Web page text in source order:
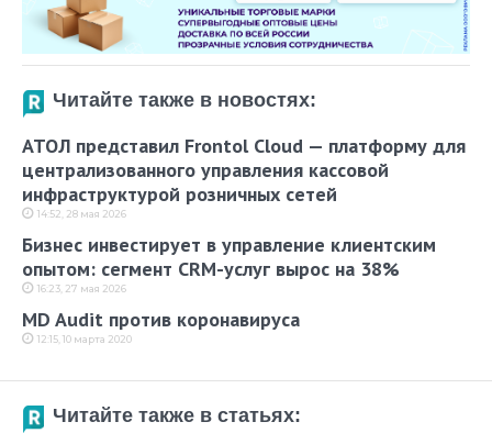
Читайте также в новостях:
АТОЛ представил Frontol Cloud — платформу для
централизованного управления кассовой
инфраструктурой розничных сетей
14:52, 28 мая 2026
Бизнес инвестирует в управление клиентским
опытом: сегмент CRM-услуг вырос на 38%
16:23, 27 мая 2026
MD Audit против коронавируса
12:15, 10 марта 2020
Читайте также в статьях: